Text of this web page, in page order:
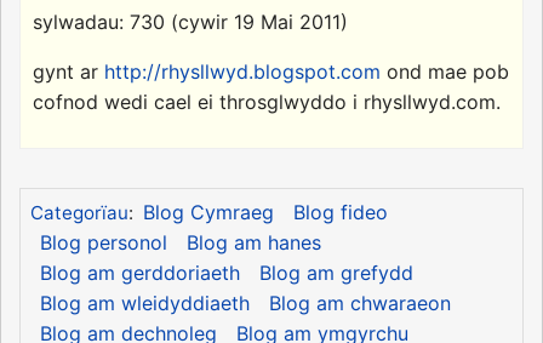
sylwadau: 730 (cywir 19 Mai 2011)
gynt ar http://rhysllwyd.blogspot.com ond mae pob
cofnod wedi cael ei throsglwyddo i rhysllwyd.com.
Categorïau: Blog Cymraeg
Blog fideo
Blog personol
Blog am hanes
Blog am gerddoriaeth
Blog am grefydd
Blog am wleidyddiaeth
Blog am chwaraeon
Blog am dechnoleg
Blog am ymgyrchu